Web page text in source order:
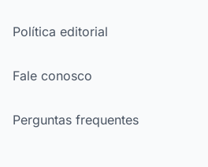
Política editorial
Fale conosco
Perguntas frequentes